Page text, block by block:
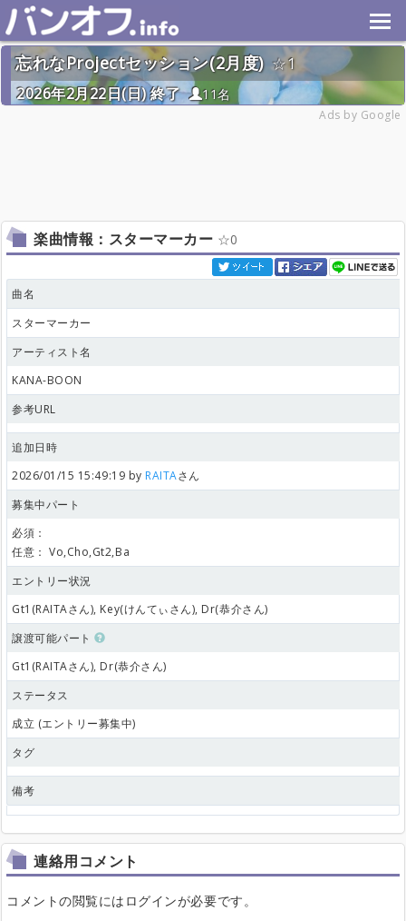
忘れなProjectセッション(2月度)
1
2026年2月22日(日) 終了
11名
Ads by Google
楽曲情報：スターマーカー 0
曲名
スターマーカー
アーティスト名
KANA-BOON
参考URL
追加日時
2026/01/15 15:49:19 by RAITAさん
募集中パート
必須：
任意： Vo,Cho,Gt2,Ba
エントリー状況
Gt1(RAITAさん), Key(けんてぃさん), Dr(恭介さん)
譲渡可能パート
Gt1(RAITAさん), Dr(恭介さん)
ステータス
成立 (エントリー募集中)
タグ
備考
連絡用コメント
コメントの閲覧にはログインが必要です。